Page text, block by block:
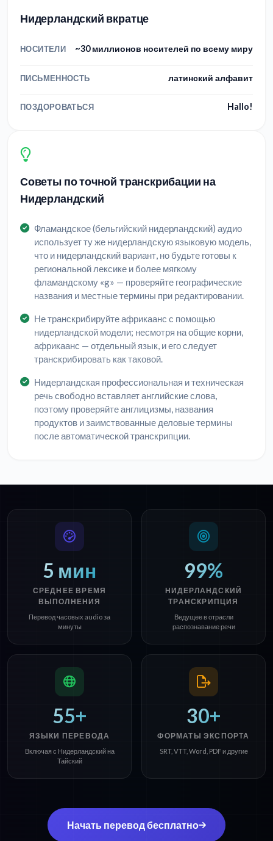
Нидерландский вкратце
НОСИТЕЛИ ~30 миллионов носителей по всему миру
ПИСЬМЕННОСТЬ латинский алфавит
ПОЗДОРОВАТЬСЯ Hallo!
Советы по точной транскрибации на
Нидерландский
Фламандское (бельгийский нидерландский) аудио
использует ту же нидерландскую языковую модель,
что и нидерландский вариант, но будьте готовы к
региональной лексике и более мягкому
фламандскому «g» — проверяйте географические
названия и местные термины при редактировании.
Не транскрибируйте африкаанс с помощью
нидерландской модели; несмотря на общие корни,
африкаанс — отдельный язык, и его следует
транскрибировать как таковой.
Нидерландская профессиональная и техническая
речь свободно вставляет английские слова,
поэтому проверяйте англицизмы, названия
продуктов и заимствованные деловые термины
после автоматической транскрипции.
5 мин
СРЕДНЕЕ ВРЕМЯ
ВЫПОЛНЕНИЯ
Перевод часовых audio за
минуты
99%
НИДЕРЛАНДСКИЙ
ТРАНСКРИПЦИЯ
Ведущее в отрасли
распознавание речи
55+
ЯЗЫКИ ПЕРЕВОДА
Включая с Нидерландский на
Тайский
30+
ФОРМАТЫ ЭКСПОРТА
SRT, VTT, Word, PDF и другие
Начать перевод бесплатно